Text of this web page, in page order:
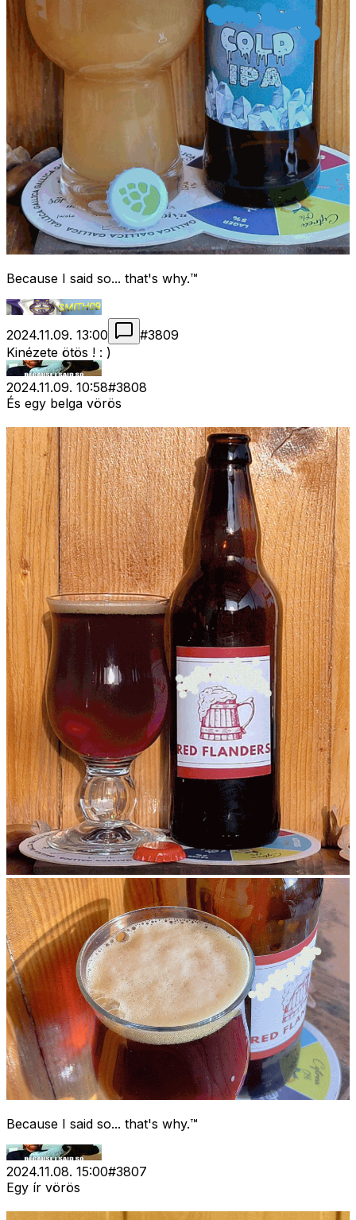
Because I said so... that's why.™
2024.11.09. 13:00 #3809
Kinézete ötös ! : )
2024.11.09. 10:58#3808
És egy belga vörös
Because I said so... that's why.™
2024.11.08. 15:00#3807
Egy ír vörös